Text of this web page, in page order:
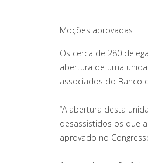
Moções aprovadas
Os cerca de 280
abertura de uma
associados do Banco
“A abertura desta
desassistidos os que
aprovado no